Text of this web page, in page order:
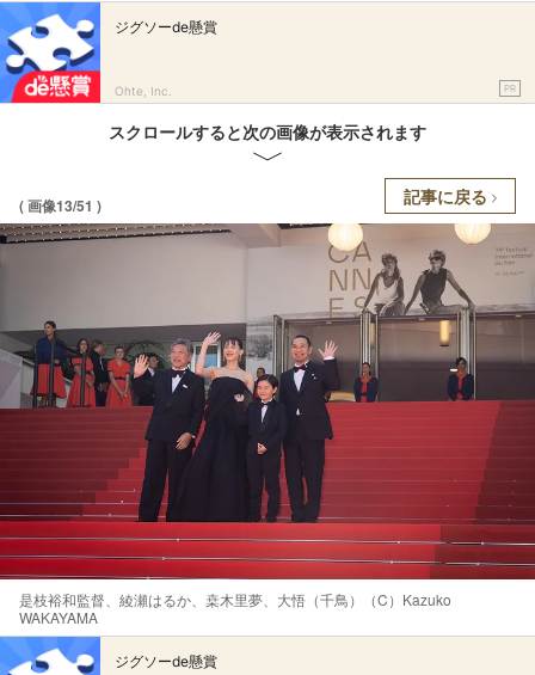
ジグソーde懸賞
Ohte, Inc. PR
スクロールすると次の画像が表示されます
( 画像13/51 ) 記事に戻る
是枝裕和監督、綾瀬はるか、桒木里夢、大悟（千鳥）（C）Kazuko
WAKAYAMA
ジグソーde懸賞